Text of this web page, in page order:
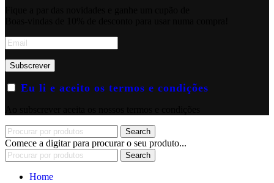
Eu li e aceito os termos e condições
Search
Comece a digitar para procurar o seu produto...
Search
Home